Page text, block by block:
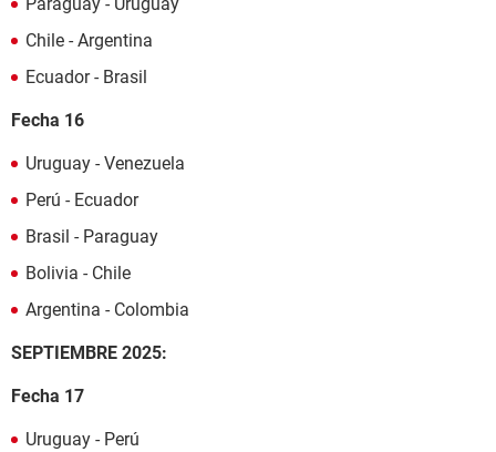
Chile - Argentina
Ecuador - Brasil
Fecha 16
Uruguay - Venezuela
Perú - Ecuador
Brasil - Paraguay
Bolivia - Chile
Argentina - Colombia
SEPTIEMBRE 2025:
Fecha 17
Uruguay - Perú